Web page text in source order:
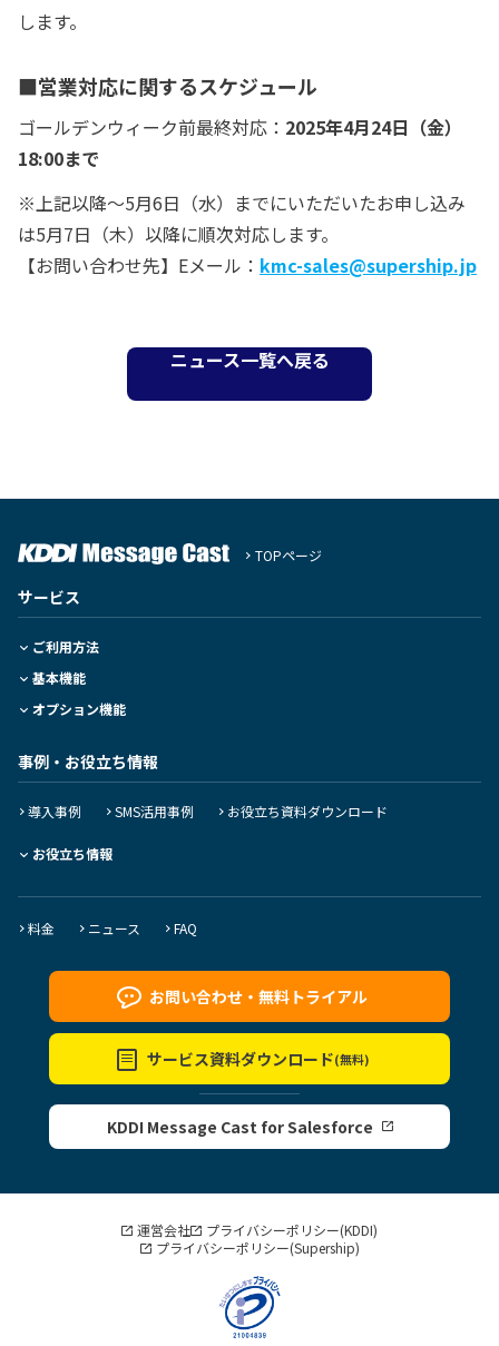
します。
■営業対応に関するスケジュール
ゴールデンウィーク前最終対応： 2025年4月24日（金）
18:00まで
※上記以降〜5月6日（水）までにいただいたお申し込み
は5月7日（木）以降に順次対応します。
【お問い合わせ先】Eメール： kmc-sales@supership.jp
ニュース一覧へ戻る
TOPページ
サービス
ご利用方法
基本機能
オプション機能
事例・お役立ち情報
導入事例 SMS活用事例 お役立ち資料ダウンロード
お役立ち情報
料金 ニュース FAQ
お問い合わせ・ 無料トライアル
サービス資料ダウンロード(無料)
KDDI Message Cast for Salesforce
運営会社
プライバシーポリシー(KDDI)
プライバシーポリシー(Supership)